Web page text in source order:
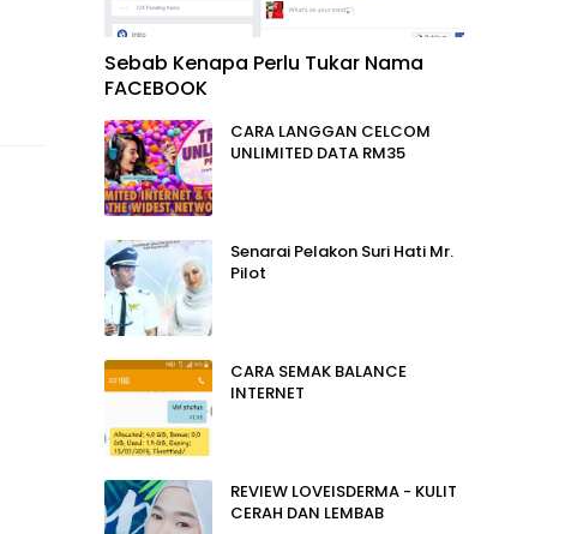
Sebab Kenapa Perlu Tukar Nama
FACEBOOK
CARA LANGGAN CELCOM
UNLIMITED DATA RM35
Senarai Pelakon Suri Hati Mr.
Pilot
CARA SEMAK BALANCE
INTERNET
REVIEW LOVEISDERMA - KULIT
CERAH DAN LEMBAB